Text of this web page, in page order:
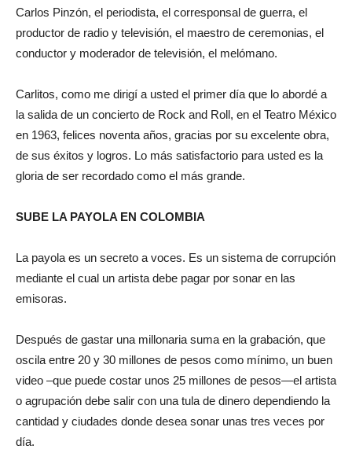
Carlos Pinzón, el periodista, el corresponsal de guerra, el
productor de radio y televisión, el maestro de ceremonias, el
conductor y moderador de televisión, el melómano.
Carlitos, como me dirigí a usted el primer día que lo abordé a
la salida de un concierto de Rock and Roll, en el Teatro México
en 1963, felices noventa años, gracias por su excelente obra,
de sus éxitos y logros. Lo más satisfactorio para usted es la
gloria de ser recordado como el más grande.
SUBE LA PAYOLA EN COLOMBIA
La payola es un secreto a voces. Es un sistema de corrupción
mediante el cual un artista debe pagar por sonar en las
emisoras.
Después de gastar una millonaria suma en la grabación, que
oscila entre 20 y 30 millones de pesos como mínimo, un buen
video –que puede costar unos 25 millones de pesos—el artista
o agrupación debe salir con una tula de dinero dependiendo la
cantidad y ciudades donde desea sonar unas tres veces por
día.